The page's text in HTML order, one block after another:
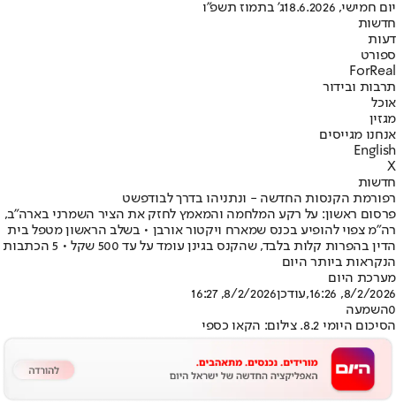
יום חמישי, 18.6.2026
ג' בתמוז תשפ"ו
חדשות
דעות
ספורט
ForReal
תרבות ובידור
אוכל
מגזין
אנחנו מגייסים
English
X
חדשות
רפורמת הקנסות החדשה - ונתניהו בדרך לבודפשט
פרסום ראשון: על רקע המלחמה והמאמץ לחזק את הציר השמרני בארה״ב,
רה"מ צפוי להופיע בכנס שמארח ויקטור אורבן • בשלב הראשון מטפל בית
הדין בהפרות קלות בלבד, שהקנס בגינן עומד על עד 500 שקל • 5 הכתבות
הנקראות ביותר היום
מערכת היום
8/2/2026, 16:26
,עודכן8/2/2026, 16:27
0השמעה
הסיכום היומי 8.2. צילום: הקאו כספי